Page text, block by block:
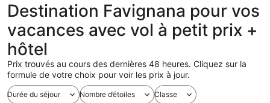
Destination Favignana pour vos
vacances avec vol à petit prix +
hôtel
Prix trouvés au cours des dernières 48 heures. Cliquez sur la
formule de votre choix pour voir les prix à jour.
Durée du séjour Nombre d’étoiles
Classe